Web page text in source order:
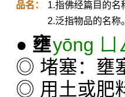
品名：
1.指佛经篇目的名
2.泛指物品的名称。
● 壅yōng ㄩ
◎ 堵塞：壅
◎ 用土或肥